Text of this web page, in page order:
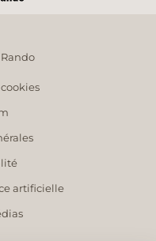
Rando
artificielle